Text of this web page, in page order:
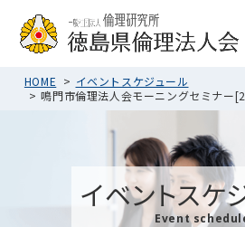
HOME
イベントスケジュール
鳴門市倫理法人会モーニングセミナー
イベントスケ
Event